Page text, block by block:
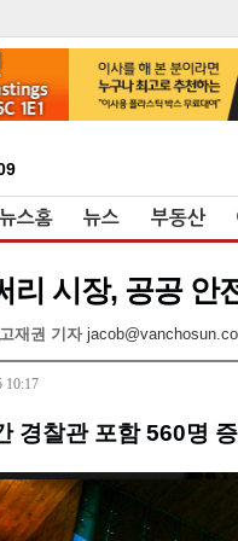
뉴스홈 뉴스 부동산
리 시장, 공공 안
고재권 기자
10:17
경찰관 포함 560명